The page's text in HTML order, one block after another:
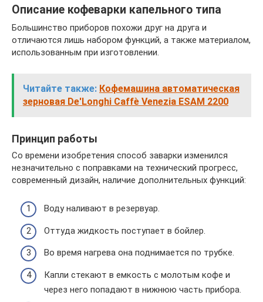
Описание кофеварки капельного типа
Большинство приборов похожи друг на друга и
отличаются лишь набором функций, а также материалом,
использованным при изготовлении.
Читайте также: Кофемашина автоматическая
зерновая De'Longhi Caffè Venezia ESAM 2200
Принцип работы
Со времени изобретения способ заварки изменился
незначительно с поправками на технический прогресс,
современный дизайн, наличие дополнительных функций:
Воду наливают в резервуар.
Оттуда жидкость поступает в бойлер.
Во время нагрева она поднимается по трубке.
Капли стекают в емкость с молотым кофе и
через него попадают в нижнюю часть прибора.